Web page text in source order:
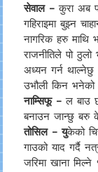
सेवाल –कुरा अब
गहिराइमा बुझ्न
नागरिक हरु
राजनीतिले पो
अध्यन गर्न थाल्नेछु
उभौली किन भनेको
नाम्सिफू –ल बाउ
बनाउन जान्छु बरु
तोसिल – युकेको
गाउको याद गर्दै
जरिमा खाना